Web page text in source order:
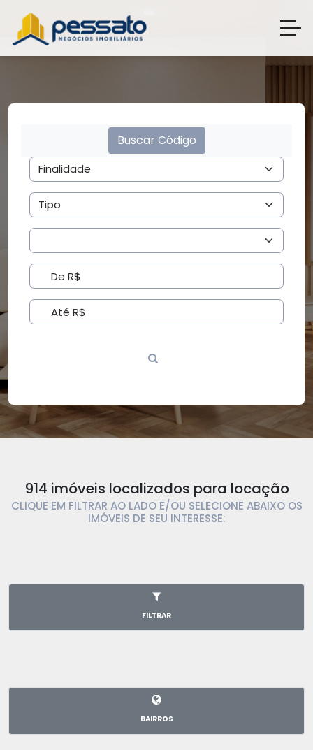
Buscar Código
914 imóveis localizados para locação
CLIQUE EM FILTRAR AO LADO E/OU SELECIONE ABAIXO OS
IMÓVEIS DE SEU INTERESSE:
FILTRAR
BAIRROS